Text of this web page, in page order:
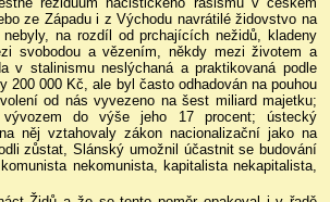
ze Západu i z Východu navrátilé židovstvo na
na rozdíl od prchajících nežidů, kladeny
svobodou a vězením, někdy mezi životem a
v stalinismu neslýchaná a praktikovaná podle
000 Kč, ale byl často odhadován na pouhou
od nás vyvezeno na šest miliard majetku;
do výše jeho 17 procent; ústecký
něj vztahovaly zákon nacionalizační jako na
zůstat, Slánský umožnil účastnit se budování
nekomunista, kapitalista nekapitalista,